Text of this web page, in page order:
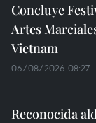
Concluye
Artes
Vietnam
06/08/2026 08:27
Reconocida